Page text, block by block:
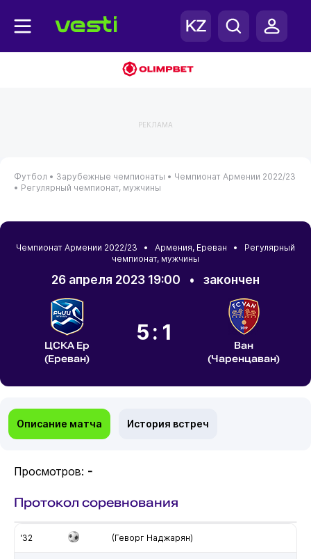
РЕКЛАМА
Футбол • Зарубежные чемпионаты • Чемпионат Армении 2022/23
• Регулярный чемпионат, мужчины
Чемпионат Армении 2022/23 • Армения, Ереван • Регулярный
чемпионат, мужчины
26 апреля 2023 19:00 • закончен
ЦСКА Ер
(Ереван)
5:1
Ван
(Чаренцаван)
Описание матча История встреч
Просмотров: -
Протокол соревнования
'32 (Геворг Наджарян)